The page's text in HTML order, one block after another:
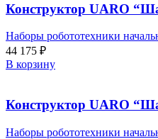
Конструктор UARO
Наборы робототехники
44 175 ₽
В корзину
Конструктор UARO
Наборы робототехники